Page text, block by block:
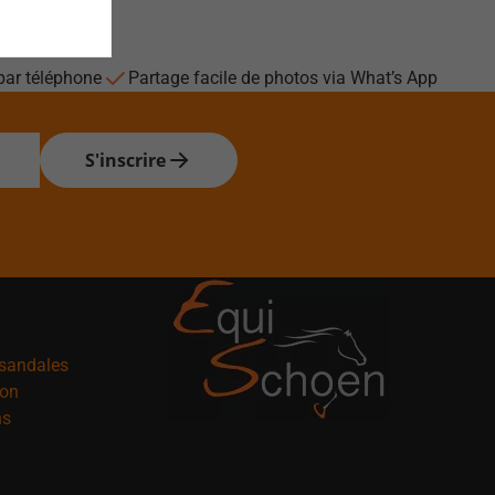
téléphone Partage facile de photos via What’s App
S'inscrire